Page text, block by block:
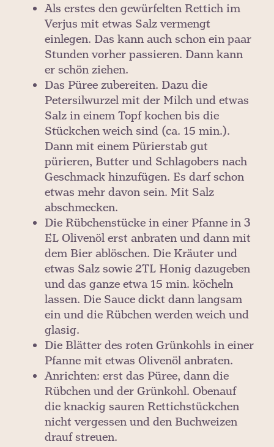
Als erstes den gewürfelten Rettich im
Verjus mit etwas Salz vermengt
einlegen. Das kann auch schon ein paar
Stunden vorher passieren. Dann kann
er schön ziehen.
Das Püree zubereiten. Dazu die
Petersilwurzel mit der Milch und etwas
Salz in einem Topf kochen bis die
Stückchen weich sind (ca. 15 min.).
Dann mit einem Pürierstab gut
pürieren, Butter und Schlagobers nach
Geschmack hinzufügen. Es darf schon
etwas mehr davon sein. Mit Salz
abschmecken.
Die Rübchenstücke in einer Pfanne in 3
EL Olivenöl erst anbraten und dann mit
dem Bier ablöschen. Die Kräuter und
etwas Salz sowie 2TL Honig dazugeben
und das ganze etwa 15 min. köcheln
lassen. Die Sauce dickt dann langsam
ein und die Rübchen werden weich und
glasig.
Die Blätter des roten Grünkohls in einer
Pfanne mit etwas Olivenöl anbraten.
Anrichten: erst das Püree, dann die
Rübchen und der Grünkohl. Obenauf
die knackig sauren Rettichstückchen
nicht vergessen und den Buchweizen
drauf streuen.